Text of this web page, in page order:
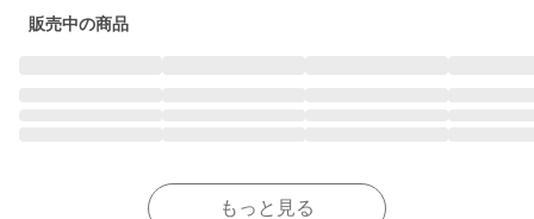
販売中の商品
もっと見る